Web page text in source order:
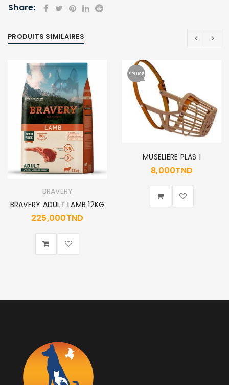
Share:
PRODUITS SIMILAIRES
BRAVERY
BRAVERY ADULT LAMB 12KG
225,000TND
EPUISÉ
MUSELIERE PLAS 1
8,000TND